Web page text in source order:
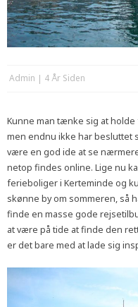
Admin 4 År Siden
Kunne man tænke sig at
men endnu ikke har besluttet
være en god ide at se
netop findes online. Lige nu
ferieboliger i Kerteminde og
skønne by om sommeren, så
finde en masse gode
at være på tide at finde den
er det bare med at lade sig